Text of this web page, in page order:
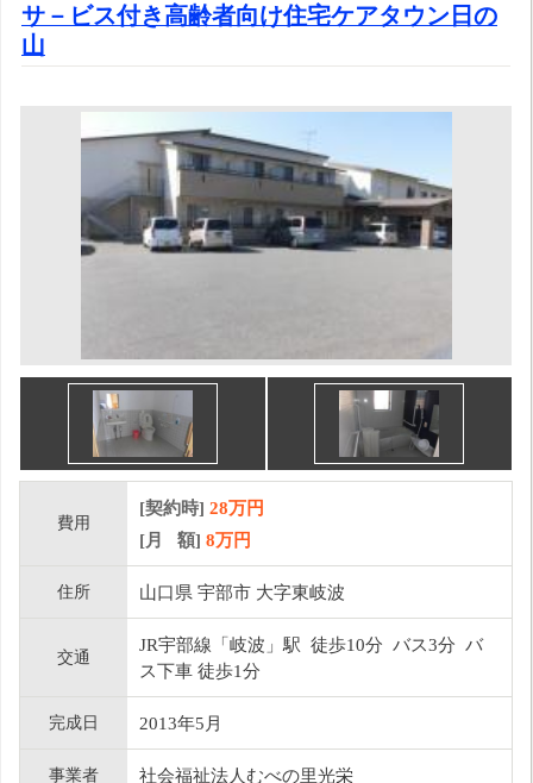
サ－ビス付き高齢者向け住宅ケアタウン日の
山
費用
[契約時] 28万円
[月 額] 8万円
住所 山口県 宇部市 大字東岐波
交通
JR宇部線「岐波」駅 徒歩10分 バス3分 バ
ス下車 徒歩1分
完成日 2013年5月
事業者 社会福祉法人むべの里光栄